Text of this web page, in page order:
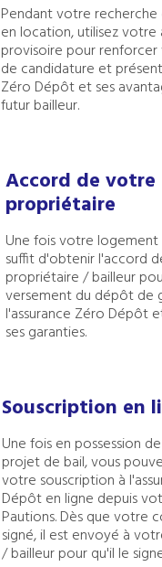
Pendant votre
en location, utilisez
provisoire pour
de candidature et
Zéro Dépôt et ses
futur bailleur.
Accord de votre
propriétaire
Une fois votre
suffit d'obtenir l'accord
propriétaire / bailleur
versement du dépôt de
l'assurance Zéro Dépôt
ses garanties.
Souscription en
Une fois en possession
projet de bail, vous
votre souscription à
Dépôt en ligne depuis
Pautions. Dès que votre
signé, il est envoyé à
/ bailleur pour qu'il le